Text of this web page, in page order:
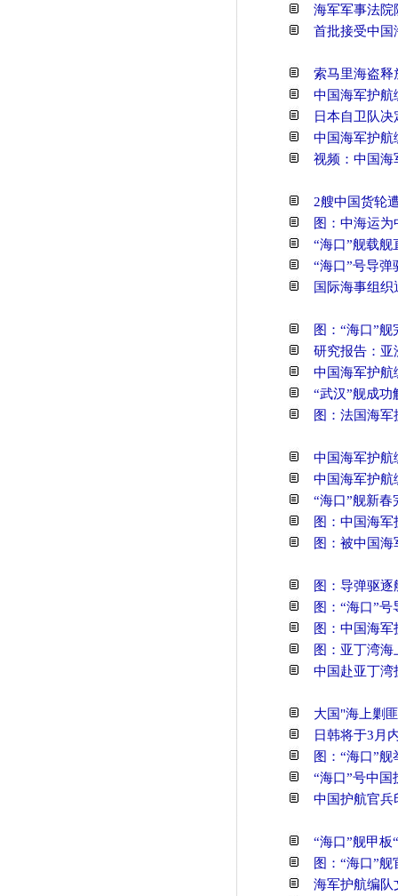
海军军事法院
首批接受中
索马里海盗释
中国海军护航
日本自卫队
中国海军护航
视频：中国海
2艘中国货轮
图：中海运
“海口”舰载
“海口”号导
国际海事组
图：“海口”
研究报告：亚
中国海军护航
“武汉”舰成
图：法国海
中国海军护航
中国海军护航
“海口”舰新
图：中国海
图：被中国
图：导弹驱
图：“海口”
图：中国海军
图：亚丁湾
中国赴亚丁湾
大国"海上剿
日韩将于3月
图：“海口”舰
“海口”号中国
中国护航官
“海口”舰甲板
图：“海口”舰
海军护航编队